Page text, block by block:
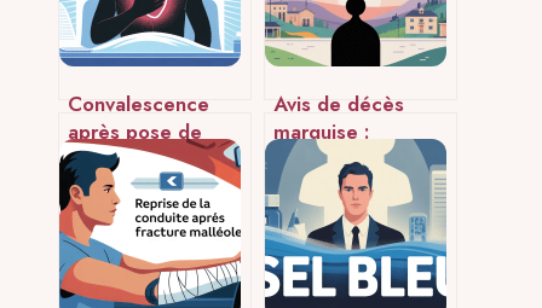
Convalescence
après pose de
défibrillateur :
étapes, durée et
précautions
Avis de décès
marquise :
démarches,
annonces et
accompagnement
local